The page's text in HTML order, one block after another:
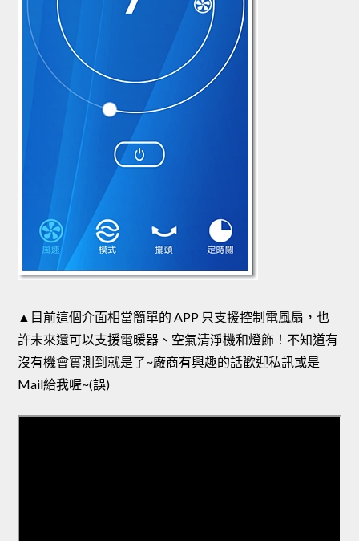
▲目前這個介面相當簡單的 APP 只支援控制電風扇，也
許未來還可以支援電暖器、空氣清淨機和燈飾！不知道有
沒有機會實測到就是了~廠商有興趣的話歡迎私訊或是
Mail給我喔~(誤)